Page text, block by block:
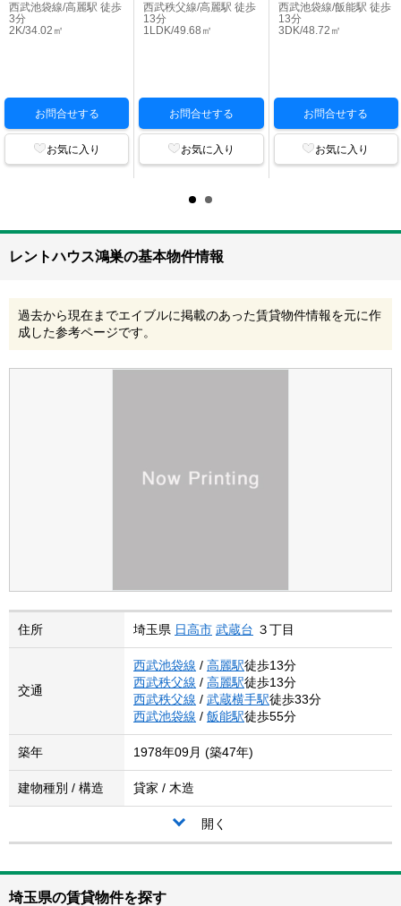
西武池袋線/高麗駅 徒歩
3分
2K/34.02㎡
お問合せする
お気に入り
西武秩父線/高麗駅 徒歩
13分
1LDK/49.68㎡
お問合せする
お気に入り
西武池袋線/飯能駅 徒歩
13分
3DK/48.72㎡
お問合せする
お気に入り
レントハウス鴻巣の基本物件情報
過去から現在までエイブルに掲載のあった賃貸物件情報を元に作
成した参考ページです。
住所 埼玉県 日高市 武蔵台 ３丁目
交通
西武池袋線 / 高麗駅徒歩13分
西武秩父線 / 高麗駅徒歩13分
西武秩父線 / 武蔵横手駅徒歩33分
西武池袋線 / 飯能駅徒歩55分
築年 1978年09月 (築47年)
建物種別 / 構造 貸家 / 木造
開く
埼玉県の賃貸物件を探す